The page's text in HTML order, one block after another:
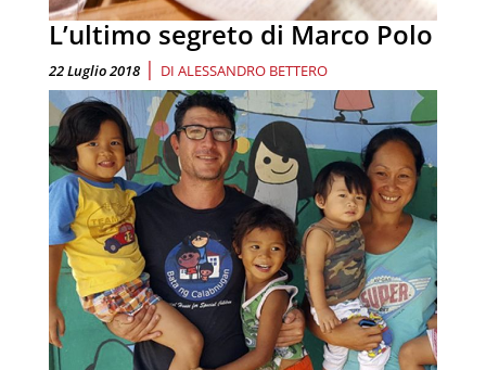
L’ultimo segreto di Marco Polo
22 Luglio 2018 | DI ALESSANDRO BETTERO